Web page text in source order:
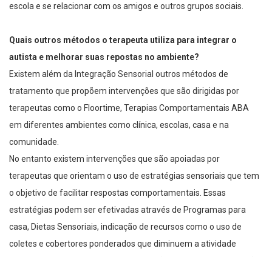
escola e se relacionar com os amigos e outros grupos sociais.
Quais outros métodos o terapeuta utiliza para integrar o
autista e melhorar suas repostas no ambiente?
Existem além da Integração Sensorial outros métodos de
tratamento que propõem intervenções que são dirigidas por
terapeutas como o Floortime, Terapias Comportamentais ABA
em diferentes ambientes como clínica, escolas, casa e na
comunidade.
No entanto existem intervenções que são apoiadas por
terapeutas que orientam o uso de estratégias sensoriais que tem
o objetivo de facilitar respostas comportamentais. Essas
estratégias podem ser efetivadas através de Programas para
casa, Dietas Sensoriais, indicação de recursos como o uso de
coletes e cobertores ponderados que diminuem a atividade